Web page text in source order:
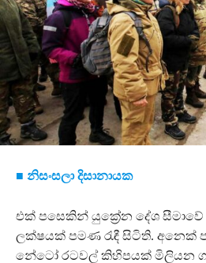
■ නිසංසලා දිසානායක
එක් පසෙකින් යුක්‍රේන දේශ
ලක්ෂයක් පමණ රැඳී සිටිති. අනෙක්
නේටෝ රටවල් කිහිපයක් මිලියන